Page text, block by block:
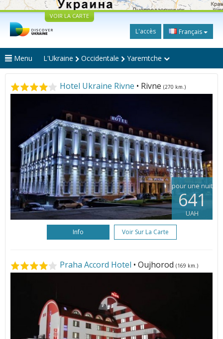
VOIR LA CARTE
L'accès Français
Menu L'Ukraine Occidentale Yaremtche
Hotel Ukraine Rivne • Rivne (270 km.)
pour une nuit
641
UAH
Info Voir Sur La Carte
Praha Accord Hotel • Oujhorod (169 km.)